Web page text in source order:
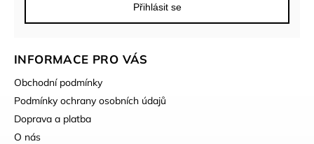
INFORMACE PRO VÁS
Obchodní podmínky
Podmínky ochrany osobních údajů
Doprava a platba
O nás
Přihlásit se